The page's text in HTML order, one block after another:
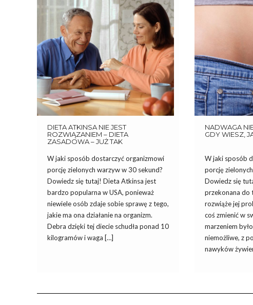
DIETA ATKINSA NIE JEST
ROZWIĄZANIEM – DIETA
ZASADOWA – JUŻ TAK
W jaki sposób dostarczyć organizmowi
porcję zielonych warzyw w 30 sekund?
Dowiedz się tutaj! Dieta Atkinsa jest
bardzo popularna w USA, ponieważ
niewiele osób zdaje sobie sprawę z tego,
jakie ma ona działanie na organizm.
Debra dzięki tej diecie schudła ponad 10
kilogramów i waga […]
NADWAGA
GDY WIESZ,
W jaki sposób
porcję
Dowiedz się
przekonana do
rozwiąże jej
coś zmienić w
marzeniem
niemożliwe, z
nawyków